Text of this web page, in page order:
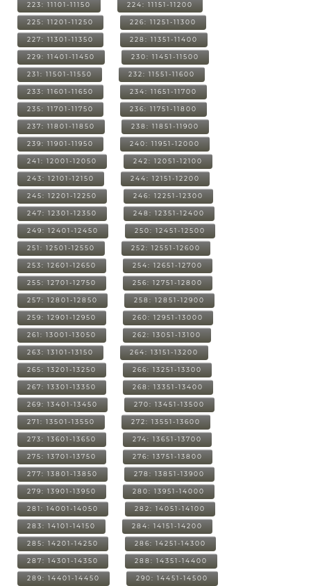
223: 11101-11150 224: 11151-11200
225: 11201-11250 226: 11251-11300
227: 11301-11350 228: 11351-11400
229: 11401-11450 230: 11451-11500
231: 11501-11550 232: 11551-11600
233: 11601-11650 234: 11651-11700
235: 11701-11750 236: 11751-11800
237: 11801-11850 238: 11851-11900
239: 11901-11950 240: 11951-12000
241: 12001-12050 242: 12051-12100
243: 12101-12150 244: 12151-12200
245: 12201-12250 246: 12251-12300
247: 12301-12350 248: 12351-12400
249: 12401-12450 250: 12451-12500
251: 12501-12550 252: 12551-12600
253: 12601-12650 254: 12651-12700
255: 12701-12750 256: 12751-12800
257: 12801-12850 258: 12851-12900
259: 12901-12950 260: 12951-13000
261: 13001-13050 262: 13051-13100
263: 13101-13150 264: 13151-13200
265: 13201-13250 266: 13251-13300
267: 13301-13350 268: 13351-13400
269: 13401-13450 270: 13451-13500
271: 13501-13550 272: 13551-13600
273: 13601-13650 274: 13651-13700
275: 13701-13750 276: 13751-13800
277: 13801-13850 278: 13851-13900
279: 13901-13950 280: 13951-14000
281: 14001-14050 282: 14051-14100
283: 14101-14150 284: 14151-14200
285: 14201-14250 286: 14251-14300
287: 14301-14350 288: 14351-14400
289: 14401-14450 290: 14451-14500